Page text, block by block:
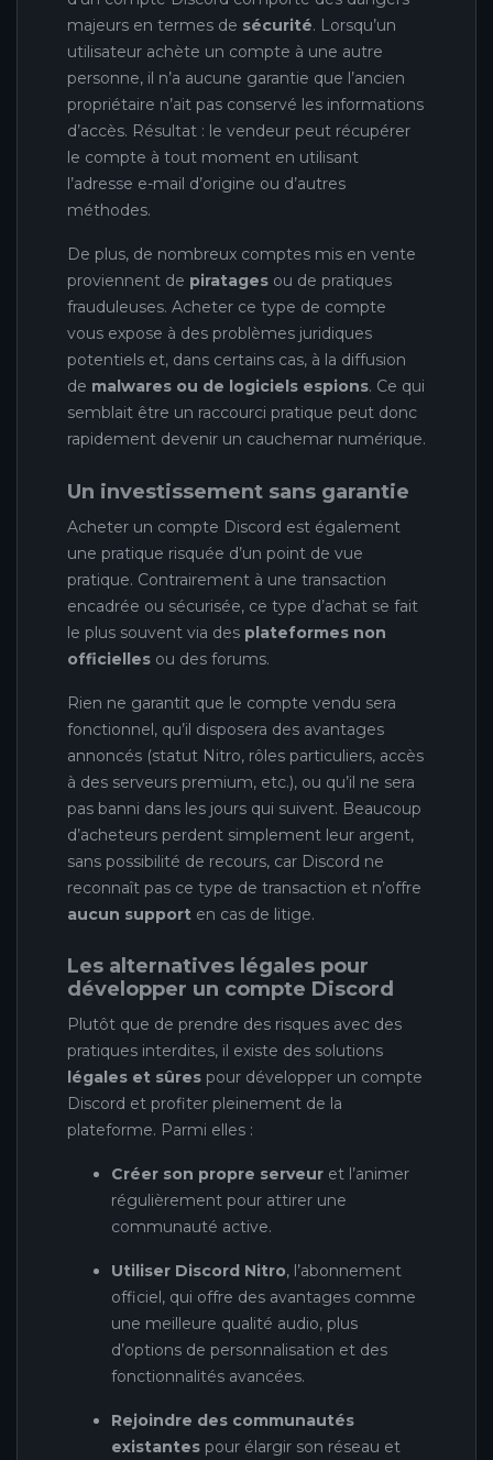
majeurs en termes de sécurité. Lorsqu’un
utilisateur achète un compte à une autre
personne, il n’a aucune garantie que l’ancien
propriétaire n’ait pas conservé les informations
d’accès. Résultat : le vendeur peut récupérer
le compte à tout moment en utilisant
l’adresse e-mail d’origine ou d’autres
méthodes.
De plus, de nombreux comptes mis en vente
proviennent de piratages ou de pratiques
frauduleuses. Acheter ce type de compte
vous expose à des problèmes juridiques
potentiels et, dans certains cas, à la diffusion
de malwares ou de logiciels espions. Ce qui
semblait être un raccourci pratique peut donc
rapidement devenir un cauchemar numérique.
Un investissement sans garantie
Acheter un compte Discord est également
une pratique risquée d’un point de vue
pratique. Contrairement à une transaction
encadrée ou sécurisée, ce type d’achat se fait
le plus souvent via des plateformes non
officielles ou des forums.
Rien ne garantit que le compte vendu sera
fonctionnel, qu’il disposera des avantages
annoncés (statut Nitro, rôles particuliers, accès
à des serveurs premium, etc.), ou qu’il ne sera
pas banni dans les jours qui suivent. Beaucoup
d’acheteurs perdent simplement leur argent,
sans possibilité de recours, car Discord ne
reconnaît pas ce type de transaction et n’offre
aucun support en cas de litige.
Les alternatives légales pour
développer un compte Discord
Plutôt que de prendre des risques avec des
pratiques interdites, il existe des solutions
légales et sûres pour développer un compte
Discord et profiter pleinement de la
plateforme. Parmi elles :
Créer son propre serveur et l’animer
régulièrement pour attirer une
communauté active.
Utiliser Discord Nitro, l’abonnement
officiel, qui offre des avantages comme
une meilleure qualité audio, plus
d’options de personnalisation et des
fonctionnalités avancées.
Rejoindre des communautés
existantes pour élargir son réseau et